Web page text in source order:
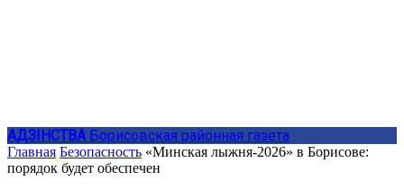
АДЗIНСТВА Борисовская районная газета
Главная Безопасность «Минская лыжня-2026» в Борисове:
порядок будет обеспечен